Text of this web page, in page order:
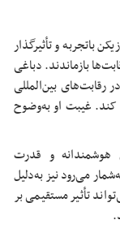
باتجربه و تأثیرگذار
بازماندند. دباغی
رقابت‌های بین‌المللی
کند. غیبت او به‌وضوح
و قدرت
می‌رود نیز به‌دلیل
تأثیر مستقیمی بر